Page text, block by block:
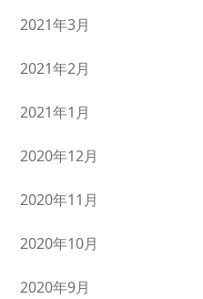
2021年3月
2021年2月
2021年1月
2020年12月
2020年11月
2020年10月
2020年9月